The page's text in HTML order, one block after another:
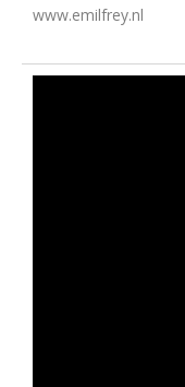
www.emilfrey.nl